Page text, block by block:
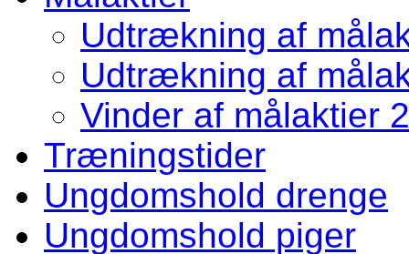
Udtrækning af
Udtrækning af
Vinder af målaktier
Træningstider
Ungdomshold drenge
Ungdomshold piger